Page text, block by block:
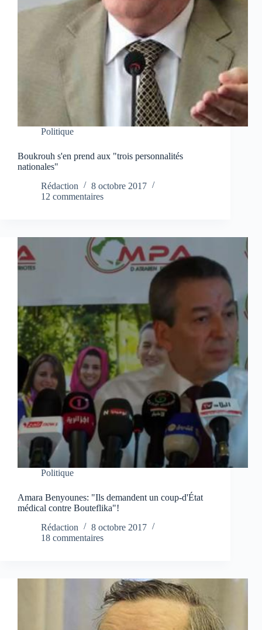
Politique
Boukrouh s'en prend aux "trois personnalités
nationales"
Rédaction
8 octobre 2017
12 commentaires
Politique
Amara Benyounes: "Ils demandent un coup-d'État
médical contre Bouteflika"!
Rédaction
8 octobre 2017
18 commentaires